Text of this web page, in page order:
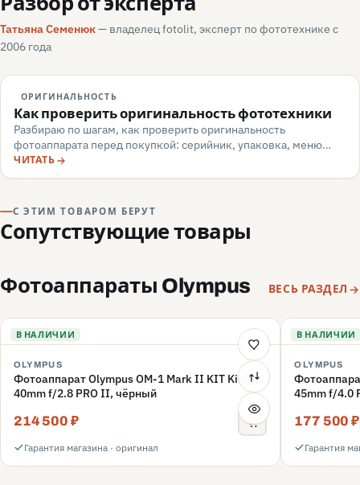
Татьяна Семенюк— владелец fotolit, эксперт по фототехнике с
2006 года
ОРИГИНАЛЬНОСТЬ
Как проверить оригинальность фототехники
Разбираю по шагам, как проверить оригинальность
фотоаппарата перед покупкой: серийник, упаковка, меню
камеры, маркировка, документы — и какие красные флаги
говорят о подделке или сером импорте.
ЧИТАТЬ
С ЭТИМ ТОВАРОМ БЕРУТ
Сопутствующие товары
Фотоаппараты Olympus ВЕСЬ РАЗДЕЛ
В НАЛИЧИИ
OLYMPUS
Фотоаппарат Olympus OM-1 Mark II KIT Kit 12-
40mm f/2.8 PRO II, чёрный
214 500 ₽
Гарантия магазина · оригинал
В НАЛИЧИИ
OLYMPUS
45mm f/4.0
177 500 ₽
Гарантия